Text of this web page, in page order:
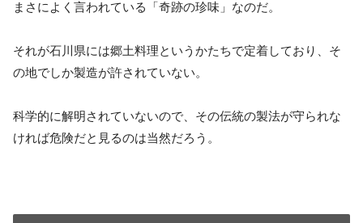
まさによく言われている「奇跡の珍味」なのだ。
それが石川県には郷土料理というかたちで定着しており、そ
の地でしか製造が許されていない。
科学的に解明されていないので、その伝統の製法が守られな
ければ危険だと見るのは当然だろう。